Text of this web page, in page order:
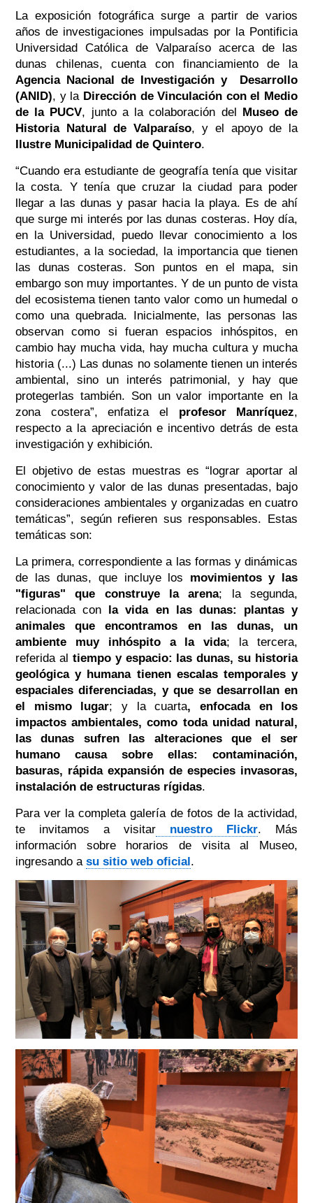
La exposición fotográfica surge a partir de varios
años de investigaciones impulsadas por la Pontificia
Universidad Católica de Valparaíso acerca de las
dunas chilenas, cuenta con financiamiento de la
Agencia Nacional de Investigación y Desarrollo
(ANID), y laDirección de Vinculación con el Medio
de la PUCV, junto a la colaboración del Museo de
Historia Natural de Valparaíso, y el apoyo de la
Ilustre Municipalidad de Quintero.
“Cuando era estudiante de geografía tenía que visitar
la costa. Y tenía que cruzar la ciudad para poder
llegar a las dunas y pasar hacia la playa. Es de ahí
que surge mi interés por las dunas costeras. Hoy día,
en la Universidad, puedo llevar conocimiento a los
estudiantes, a la sociedad, la importancia que tienen
las dunas costeras. Son puntos en el mapa, sin
embargo son muy importantes. Y de un punto de vista
del ecosistema tienen tanto valor como un humedal o
como una quebrada. Inicialmente, las personas las
observan como si fueran espacios inhóspitos, en
cambio hay mucha vida, hay mucha cultura y mucha
historia (...) Las dunas no solamente tienen un interés
ambiental, sino un interés patrimonial, y hay que
protegerlas también. Son un valor importante en la
zona costera”, enfatiza el profesor Manríquez,
respecto a la apreciación e incentivo detrás de esta
investigación y exhibición.
El objetivo de estas muestras es “lograr aportar al
conocimiento y valor de las dunas presentadas, bajo
consideraciones ambientales y organizadas en cuatro
temáticas”, según refieren sus responsables. Estas
temáticas son:
La primera, correspondiente a las formas y dinámicas
de las dunas, que incluye los movimientos y las
"figuras" que construye la arena; la segunda,
relacionada con la vida en las dunas: plantas y
animales que encontramos en las dunas, un
ambiente muy inhóspito a la vida; la tercera,
referida al tiempo y espacio: las dunas, su historia
geológica y humana tienen escalas temporales y
espaciales diferenciadas, y que se desarrollan en
el mismo lugar; y la cuarta, enfocada en los
impactos ambientales, como toda unidad natural,
las dunas sufren las alteraciones que el ser
humano causa sobre ellas: contaminación,
basuras, rápida expansión de especies invasoras,
instalación de estructuras rígidas.
Para ver la completa galería de fotos de la actividad,
te invitamos a visitar nuestro Flickr. Más
información sobre horarios de visita al Museo,
ingresando a su sitio web oficial.